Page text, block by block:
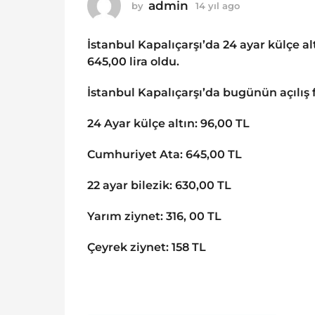
1
4
y
l
g
by admin 14 yıl ago
ı
o
İstanbul Kapalıçarşı’da 24 ayar külçe
645,00 lira oldu.
İstanbul Kapalıçarşı’da bugünün açılış
24 Ayar külçe altın: 96,00 TL
Cumhuriyet Ata: 645,00 TL
22 ayar bilezik: 630,00 TL
Yarım ziynet: 316, 00 TL
Çeyrek ziynet: 158 TL